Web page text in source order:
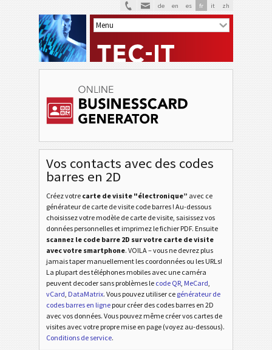
de en es fr it zh
Vos contacts avec des codes
barres en 2D
Créez votre carte de visite "électronique” avec ce
générateur de carte de visite code barres ! Au-dessous
choisissez votre modèle de carte de visite, saisissez vos
données personnelles et imprimez le fichier PDF. Ensuite
scannez le code barre 2D sur votre carte de visite
avec votre smartphone. VOILA – vous ne devrez plus
jamais taper manuellement les coordonnées ou les URLs!
La plupart des téléphones mobiles avec une caméra
peuvent decoder sans problèmes le code QR, MeCard,
vCard, DataMatrix. Vous pouvez utiliser ce générateur de
codes barres en ligne pour créer des codes barres en 2D
avec vos données. Vous pouvez même créer vos cartes de
visites avec votre propre mise en page (voyez au-dessous).
Conditions de service.
V VCARD
M MECARD
B BLANC
D DES FRUITS
N NOËL
S STYLE AFRICAIN